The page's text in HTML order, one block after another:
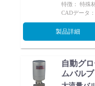
特徴： 特殊
CADデータ：
製品詳細
自動グ
ムバルブ